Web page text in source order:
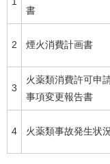
書
2 煙火消費計画書
3
火薬類消費許可申
事項変更報告書
4 火薬類事故発生状